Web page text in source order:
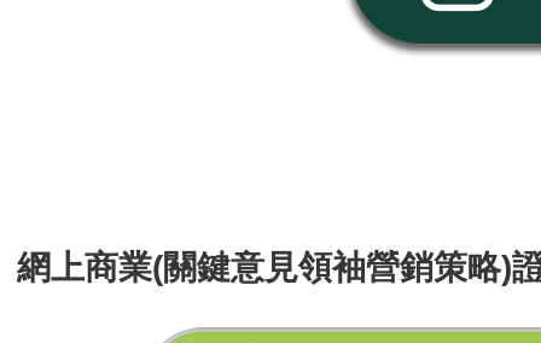
網上商業(關鍵意見領袖營銷策略)